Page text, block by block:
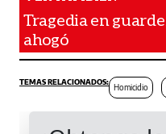
Tragedia en
ahogó
Homicidio